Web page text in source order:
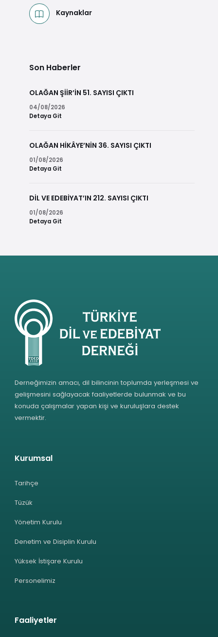
Kaynaklar
Son Haberler
OLAĞAN ŞİİR’İN 51. SAYISI ÇIKTI
04/08/2026
Detaya Git
OLAĞAN HİKÂYE’NİN 36. SAYISI ÇIKTI
01/08/2026
Detaya Git
DİL VE EDEBİYAT’IN 212. SAYISI ÇIKTI
01/08/2026
Detaya Git
Derneğimizin amacı, dil bilincinin toplumda yerleşmesi ve
gelişmesini sağlayacak faaliyetlerde bulunmak ve bu
konuda çalışmalar yapan kişi ve kuruluşlara destek
vermektir.
Kurumsal
Tarihçe
Tüzük
Yönetim Kurulu
Denetim ve Disiplin Kurulu
Yüksek İstişare Kurulu
Personelimiz
Faaliyetler